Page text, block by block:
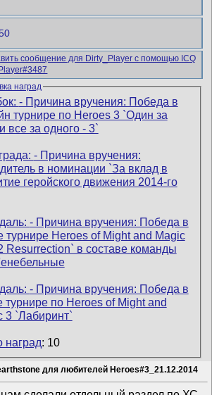
наград
наград: 10
для любителей Heroes#3_21.12.2014